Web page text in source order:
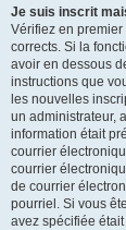
Je suis inscrit
Vérifiez en premier
corrects. Si la
avoir en dessous
instructions que
les nouvelles
un administrateur,
information était
courrier
courrier
de courrier
pourriel. Si vous
avez spécifiée